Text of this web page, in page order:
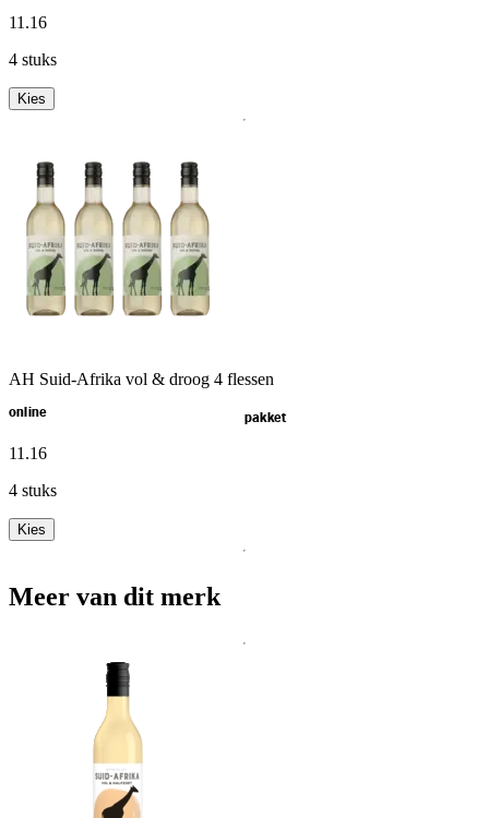
11 .16
4 stuks
Kies
AH Suid-Afrika vol & droog 4 flessen
online pakket
11 .16
4 stuks
Kies
Meer van dit merk